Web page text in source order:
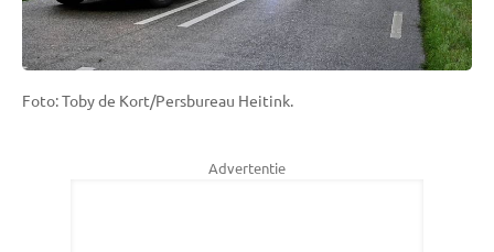
Foto: Toby de Kort/Persbureau Heitink.
Advertentie